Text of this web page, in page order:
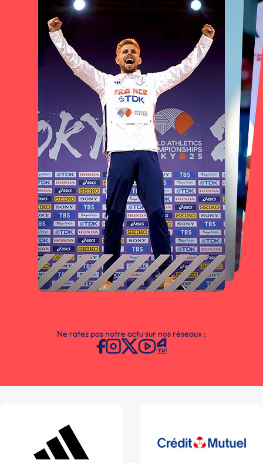
Ne ratez pas notre actu sur nos réseaux :